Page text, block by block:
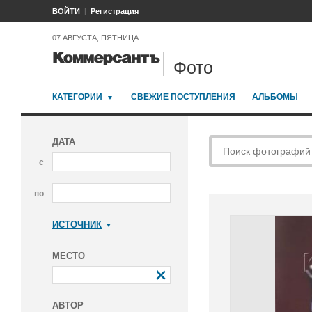
ВОЙТИ Регистрация
07 АВГУСТА, ПЯТНИЦА
Фото
КАТЕГОРИИ СВЕЖИЕ ПОСТУПЛЕНИЯ АЛЬБОМЫ
ДАТА
с
по
ИСТОЧНИК
МЕСТО
АВТОР